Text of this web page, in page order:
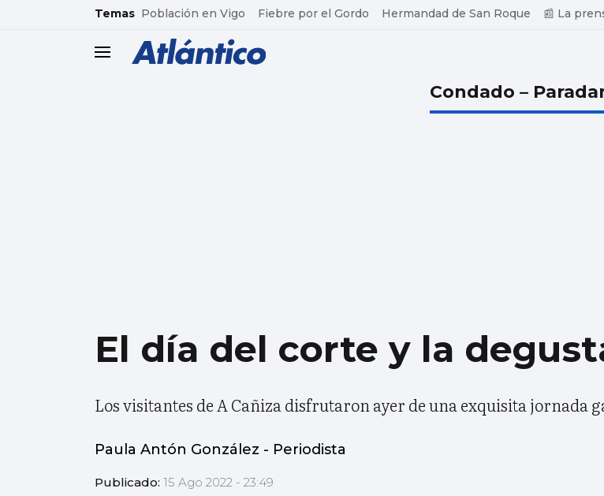
common.go-to-content
Temas Población en Vigo Fiebre por el Gordo Hermandad de San Roque 📰 La
header.menu.open
Condado –
El día del corte y la
Los visitantes de A Cañiza disfrutaron ayer de una exquisita jornada
Paula Antón González - Periodista
Publicado: 15 Ago 2022 - 23:49